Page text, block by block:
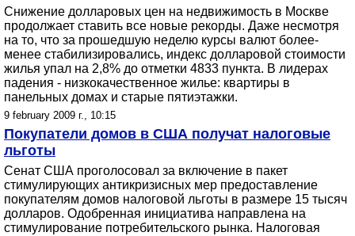
Снижение долларовых цен на недвижимость в Москве
продолжает ставить все новые рекорды. Даже несмотря
на то, что за прошедшую неделю курсы валют более-
менее стабилизировались, индекс долларовой стоимости
жилья упал на 2,8% до отметки 4833 пункта. В лидерах
падения - низкокачественное жилье: квартиры в
панельных домах и старые пятиэтажки.
9 february 2009 г., 10:15
Покупатели домов в США получат налоговые
льготы
Сенат США проголосовал за включение в пакет
стимулирующих антикризисных мер предоставление
покупателям домов налоговой льготы в размере 15 тысяч
долларов. Одобренная инициатива направлена на
стимулирование потребительского рынка. Налоговая